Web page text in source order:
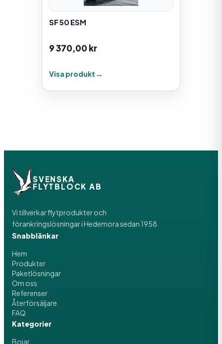
SF 50 ESM
9 370,00 kr
Visa produkt
SVENSKA
FLYTBLOCK AB
Vi tillverkar flytprodukter och
förankringslösningar i Hedemora sedan 1958.
Snabblänkar
Hem
Produkter
Paketlösningar
Om oss
Referenser
Återförsäljare
FAQ
Kategorier
Bojar